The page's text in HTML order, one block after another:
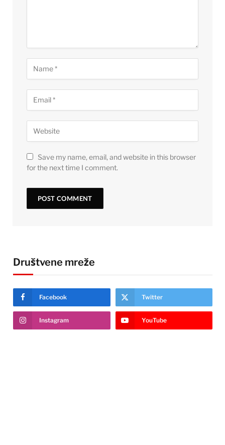
Save my name, email, and website in this browser
for the next time I comment.
Društvene mreže
Facebook Twitter
Instagram YouTube